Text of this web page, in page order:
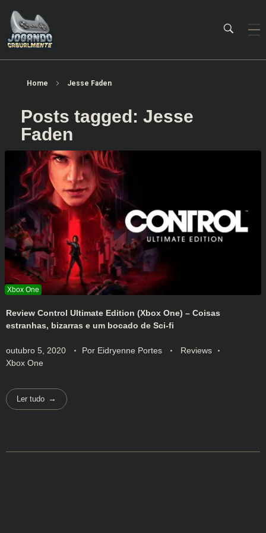
Home Jesse Faden
Posts tagged: Jesse
Faden
Review Control Ultimate Edition (Xbox One) – Coisas
estranhas, bizarras e um bocado de Sci-fi
outubro 5, 2020 Por Eidryenne Portes
Reviews
Xbox One
Ler tudo